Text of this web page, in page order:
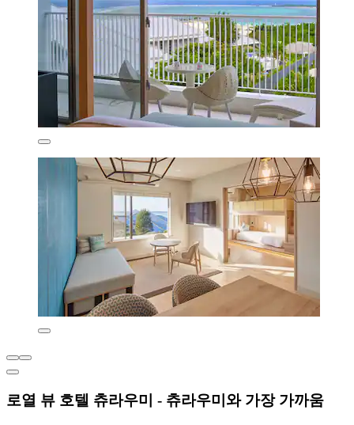
로열 뷰 호텔 츄라우미 - 츄라우미와 가장 가까움